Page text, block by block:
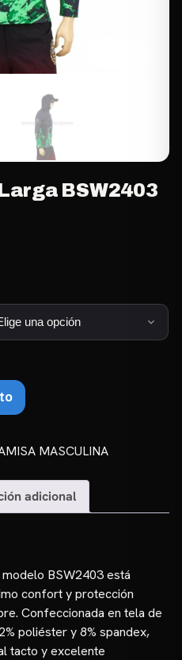
BSW2403
MASCULINA
adicional
BSW2403 está
confort y protección
Confeccionada en tela de
poliéster y 8% spandex,
tacto y excelente